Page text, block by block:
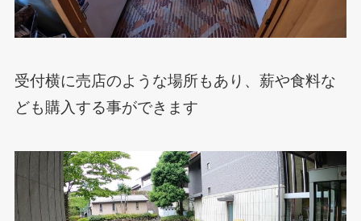
受付横に売店のような場所もあり、薪や食料な
ども購入する事ができます